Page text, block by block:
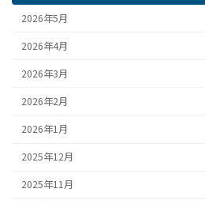
2026年5月
2026年4月
2026年3月
2026年2月
2026年1月
2025年12月
2025年11月